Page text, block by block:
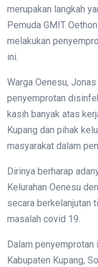
merupakan langkah
Pemuda GMIT
melakukan
ini.
Warga Oenesu,
penyemprotan
kasih banyak atas
Kupang dan pihak
masyarakat dalam
Dirinya berharap
Kelurahan Oenesu
secara berkelanjutan
masalah covid 19.
Dalam penyemprotan
Kabupaten Kupang,